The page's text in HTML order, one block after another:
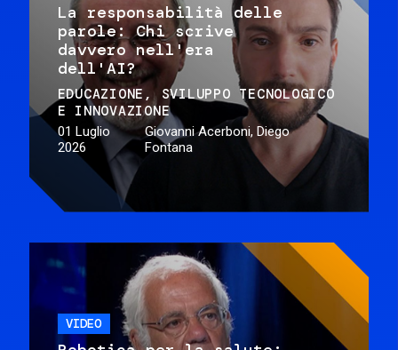
La responsabilità delle
parole: Chi scrive
davvero nell'era
dell'AI?
EDUCAZIONE
SVILUPPO TECNOLOGICO
E INNOVAZIONE
01 Luglio
2026
Giovanni Acerboni, Diego
Fontana
VIDEO